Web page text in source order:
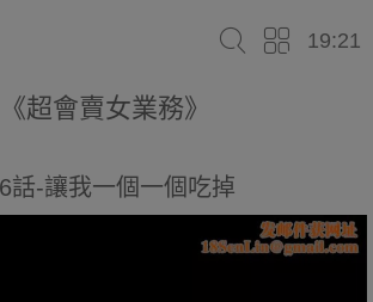
19:21
《超會賣女業務》
話-讓我一個一個吃掉